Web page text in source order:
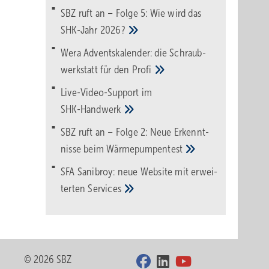
SBZ ruft an – Folge 5: Wie wird das
SHK-Jahr 2026?
Wera Adventskalender: die Schraub­
werk­statt für den Pro­fi
Live-Video-Support im
SHK-Handwerk
SBZ ruft an – Folge 2: Neue Erkennt­
nisse beimWärme­pumpen­test
SFA Sanibroy: neue Web­site mit erwei­
tertenServices
© 2026 SBZ